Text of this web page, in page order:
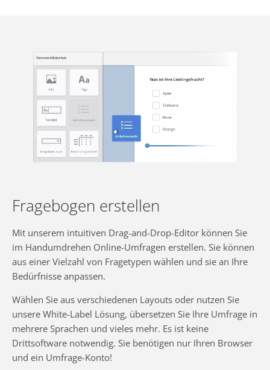
Fragebogen erstellen
Mit unserem intuitiven Drag-and-Drop-Editor können Sie
im Handumdrehen Online-Umfragen erstellen. Sie können
aus einer Vielzahl von Fragetypen wählen und sie an Ihre
Bedürfnisse anpassen.
Wählen Sie aus verschiedenen Layouts oder nutzen Sie
unsere White-Label Lösung, übersetzen Sie Ihre Umfrage in
mehrere Sprachen und vieles mehr. Es ist keine
Drittsoftware notwendig. Sie benötigen nur Ihren Browser
und ein Umfrage-Konto!